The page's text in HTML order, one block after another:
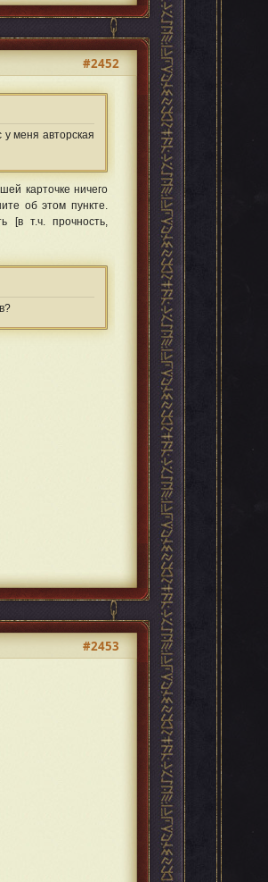
#2452
меня авторская
карточке ничего
об этом пункте.
[в т.ч. прочность,
#2453